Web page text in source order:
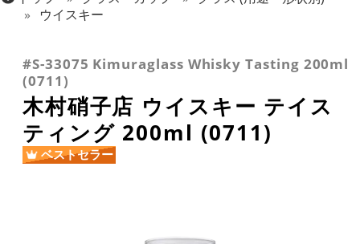
ウイスキー
テイスティンググラス
#S-33075 Kimuraglass Whisky Tasting 200ml
(0711)
木村硝子店 ウイスキー テイス
ティング 200ml (0711)
ベストセラー